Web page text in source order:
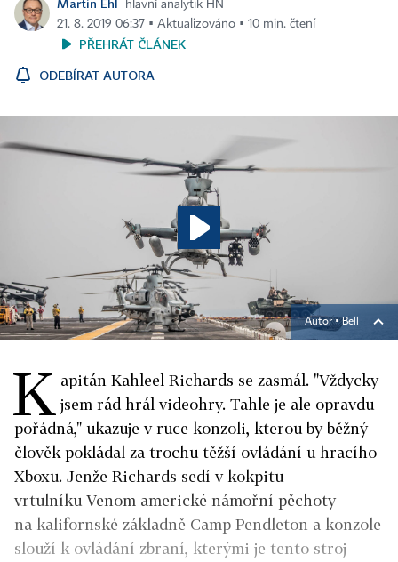
Martin Ehl
hlavní analytik HN
21. 8. 2019 06:37 ▪ Aktualizováno ▪ 10 min. čtení
PŘEHRÁT ČLÁNEK
ODEBÍRAT AUTORA
Autor ▪ Bell
K apitán Kahleel Richards se zasmál. "Vždycky
jsem rád hrál videohry. Tahle je ale opravdu
pořádná," ukazuje v ruce konzoli, kterou by běžný
člověk pokládal za trochu těžší ovládání u hracího
Xboxu. Jenže Richards sedí v kokpitu
vrtulníku Venom americké námořní pěchoty
na kalifornské základně Camp Pendleton a konzole
slouží k ovládání zbraní, kterými je tento stroj